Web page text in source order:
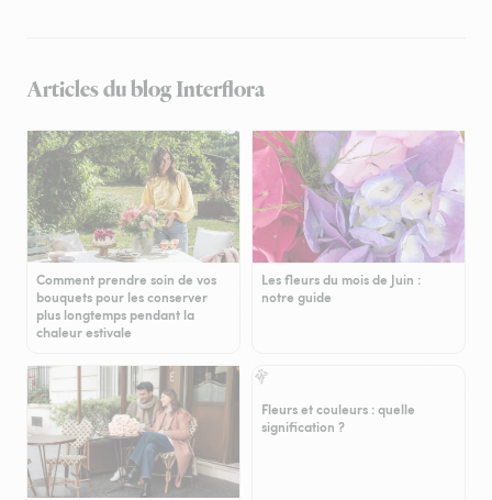
Articles du blog Interflora
Comment prendre soin de vos
bouquets pour les conserver
plus longtemps pendant la
chaleur estivale
Les fleurs du mois de Juin :
notre guide
Fleurs et couleurs : quelle
signification ?